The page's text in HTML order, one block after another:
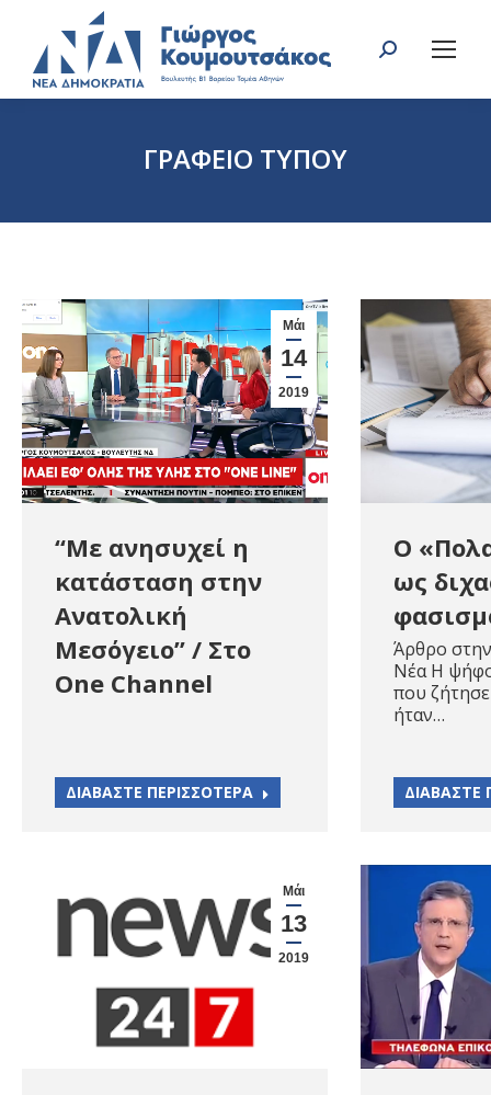
Search:
ΓΡΑΦΕΙΟ ΤΥΠΟΥ
Μάι
14
2019
“Με ανησυχεί η
κατάσταση στην
Ανατολική
Μεσόγειο” / Στο
One Channel
ΔΙΑΒΑΣΤΕ ΠΕΡΙΣΣΟΤΕΡΑ
Ο
ως
Άρθρο
Νέα Η
που
ήταν…
ΔΙΑΒΑΣΤΕ
Μάι
13
2019